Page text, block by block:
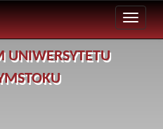
UNIWERSYTETU